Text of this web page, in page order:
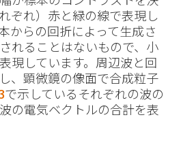
ぞれ）赤と緑の線で表現し
からの回折によって生成さ
れることはないもので、小
現しています。周辺波と回
、顕微鏡の像面で合成粒子
で示しているそれぞれの波の
の電気ベクトルの合計を表